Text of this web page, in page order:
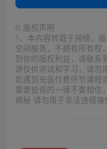
© 版权声明
1、本内容转载于网络，
空间服务，不拥有所有权
到你的版权利益，请联系
源仅供测试和学习，请勿
如遇到充值付费环节课程
需要投资的一律不要相信
揭秘 请勿用于非法违规